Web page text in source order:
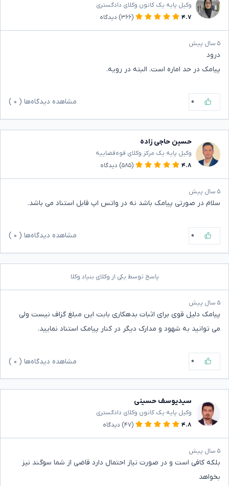
وکیل پایه یک کانون وکلای دادگستری
۴.۷
(۳۶۶) دیدگاه
۵ سال پیش
درود
پیامک در حد اماره است. البته در رویه.
۰ مشاهده دیدگاه‌ها ( ۰
حسین حاجی زاده
وکیل پایه یک مرکز وکلای قوه‌قضاییه
۴.۸
(۵۸۵) دیدگاه
۵ سال پیش
سلام در صورتی پیامک باشد نه در واتس اپ قابل استناد می باشد.
۰ مشاهده دیدگاه‌ها ( ۰
پاسخ توسط یکی از وکلای بنیاد وکلا
۵ سال پیش
پیامک دلیل قوی برای اثبات بدهکاری بابت این مبلغ گزاف نیست ولی
می توانید به شهود و مدارک دیگر در کنار پیامک استناد نمایید.
۰ مشاهده دیدگاه‌ها ( ۰
سیدیوسف حسینی
وکیل پایه یک کانون وکلای دادگستری
۴.۸
(۴۷) دیدگاه
۵ سال پیش
بلکه کافی است و در صورت نیاز احتمال دارد قاضی از شما سوگند نیز
بخواهد